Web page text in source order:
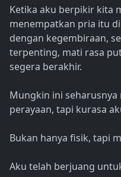
Ketika aku berpikir kita
menempatkan pria itu
dengan kegembiraan,
terpenting, mati rasa
segera berakhir.
Mungkin ini
perayaan, tapi kurasa
Bukan hanya fisik, tapi
Aku telah berjuang